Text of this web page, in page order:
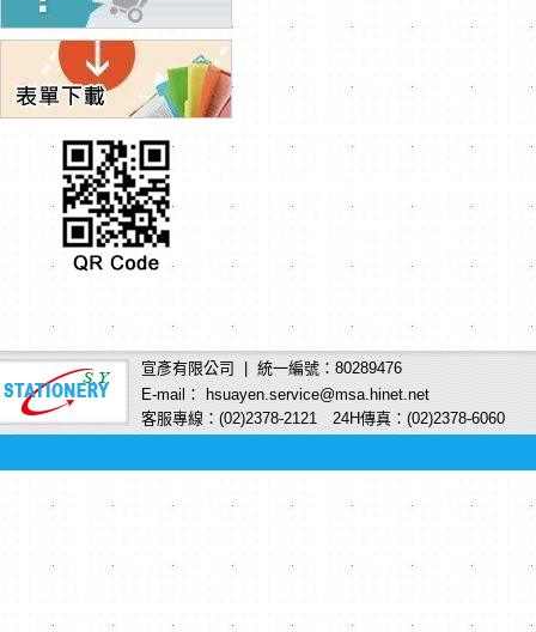
宣彥有限公司 | 統一編號：80289476
E-mail： hsuayen.service@msa.hinet.net
客服專線：(02)2378-2121 24H傳真：(02)2378-6060